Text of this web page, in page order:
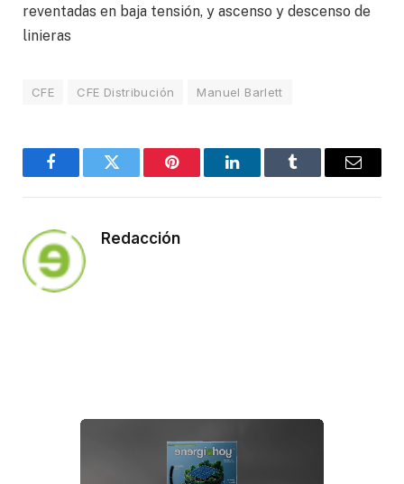
reventadas en baja tensión, y ascenso y descenso de
linieras
CFE CFE Distribución Manuel Barlett
FacebookTwitter Pinterest LinkedInTumblr Email
Redacción